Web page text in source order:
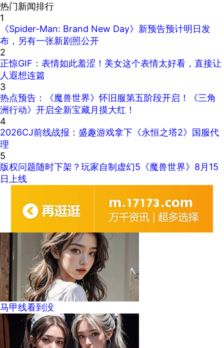
热门新闻排行
1
《Spider-Man: Brand New Day》新预告预计明日发
布，另有一张新剧照公开
2
正惊GIF：表情如此羞涩！美女这个表情太好看，直接让
人遐想连篇
3
热点预告：《魔兽世界》怀旧服第五阶段开启！《三角
洲行动》开启全新宝藏月摸大红！
4
2026CJ前线战报：盛趣游戏拿下《永恒之塔2》国服代
理
5
版权问题随时下架？玩家自制虚幻5《魔兽世界》8月15
日上线
马甲线看到没